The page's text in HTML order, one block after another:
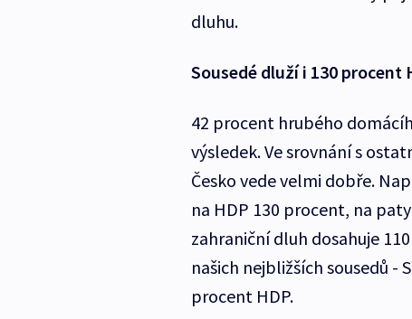
dluhu.
Sousedé dluží i 130 procent
42 procent hrubého
výsledek. Ve srovnání s
Česko vede velmi dobře.
na HDP 130 procent, na
zahraniční dluh dosahuje
našich nejbližších sousedů -
procent HDP.